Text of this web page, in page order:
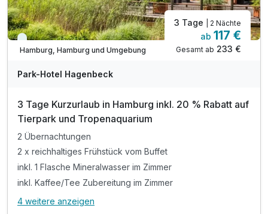
Immer verfügbar
Hamburg, Hamburg und Umgebung
3 Tage | 2 Nächte
ab 117 €
Gesamt ab 233 €
Park-Hotel Hagenbeck
3 Tage Kurzurlaub in Hamburg inkl. 20 % Rabatt auf
Tierpark und Tropenaquarium
2 Übernachtungen
2 x reichhaltiges Frühstück vom Buffet
inkl. 1 Flasche Mineralwasser im Zimmer
inkl. Kaffee/Tee Zubereitung im Zimmer
Alle Inklusivleistungen
4 weitere anzeigen